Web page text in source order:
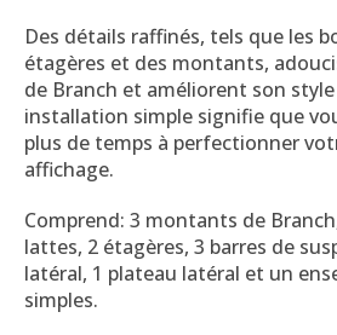
Des détails raffinés, tels que les
étagères et des montants,
de Branch et améliorent son
installation simple signifie que
plus de temps à perfectionner
affichage.
Comprend: 3 montants de
lattes, 2 étagères, 3 barres de
latéral, 1 plateau latéral et un
simples.